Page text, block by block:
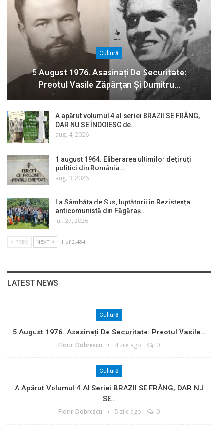
Cultură
5 August 1976. Asasinați De Securitate:
Preotul Vasile Zăpârțan Și Dumitru…
A apărut volumul 4 al seriei BRAZII SE FRÂNG,
DAR NU SE ÎNDOIESC de…
aug. 4, 2026
1 august 1964. Eliberarea ultimilor deținuți
politici din România…
aug. 3, 2026
La Sâmbăta de Sus, luptătorii în Rezistența
anticomunistă din Făgăraș…
iul. 27, 2026
PREV NEXT 1 of 2.484
LATEST NEWS
Cultură
5 August 1976. Asasinați De Securitate: Preotul Vasile…
Florin Dobrescu 4 zile ago 0
Cultură
A Apărut Volumul 4 Al Seriei BRAZII SE FRÂNG, DAR NU
SE…
Florin Dobrescu 5 zile ago 0